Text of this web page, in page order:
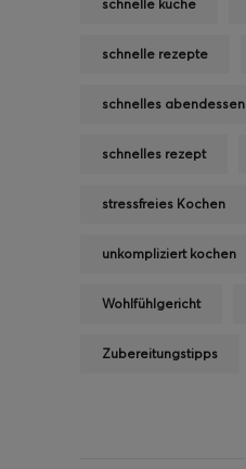
schnelle küche
schnelle rezepte
schnelles abendessen
schnelles rezept
stressfreies Kochen
unkompliziert kochen
Wohlfühlgericht
Zubereitungstipps